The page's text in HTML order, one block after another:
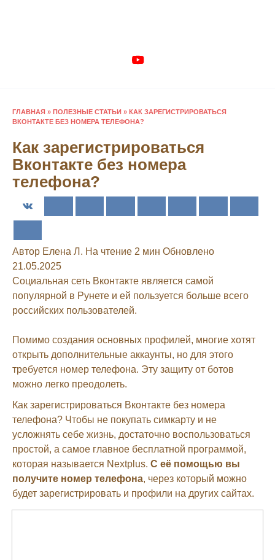
ГЛАВНАЯ » ПОЛЕЗНЫЕ СТАТЬИ » КАК ЗАРЕГИСТРИРОВАТЬСЯ
ВКОНТАКТЕ БЕЗ НОМЕРА ТЕЛЕФОНА?
Как зарегистрироваться
Вконтакте без номера
телефона?
Автор Елена Л. На чтение 2 мин Обновлено
21.05.2025
Социальная сеть Вконтакте является самой
популярной в Рунете и ей пользуется больше всего
российских пользователей.
Помимо создания основных профилей, многие хотят
открыть дополнительные аккаунты, но для этого
требуется номер телефона. Эту защиту от ботов
можно легко преодолеть.
Как зарегистрироваться Вконтакте без номера
телефона? Чтобы не покупать симкарту и не
усложнять себе жизнь, достаточно воспользоваться
простой, а самое главное бесплатной программой,
которая называется Nextplus. С её помощью вы
получите номер телефона, через который можно
будет зарегистрировать и профили на других сайтах.